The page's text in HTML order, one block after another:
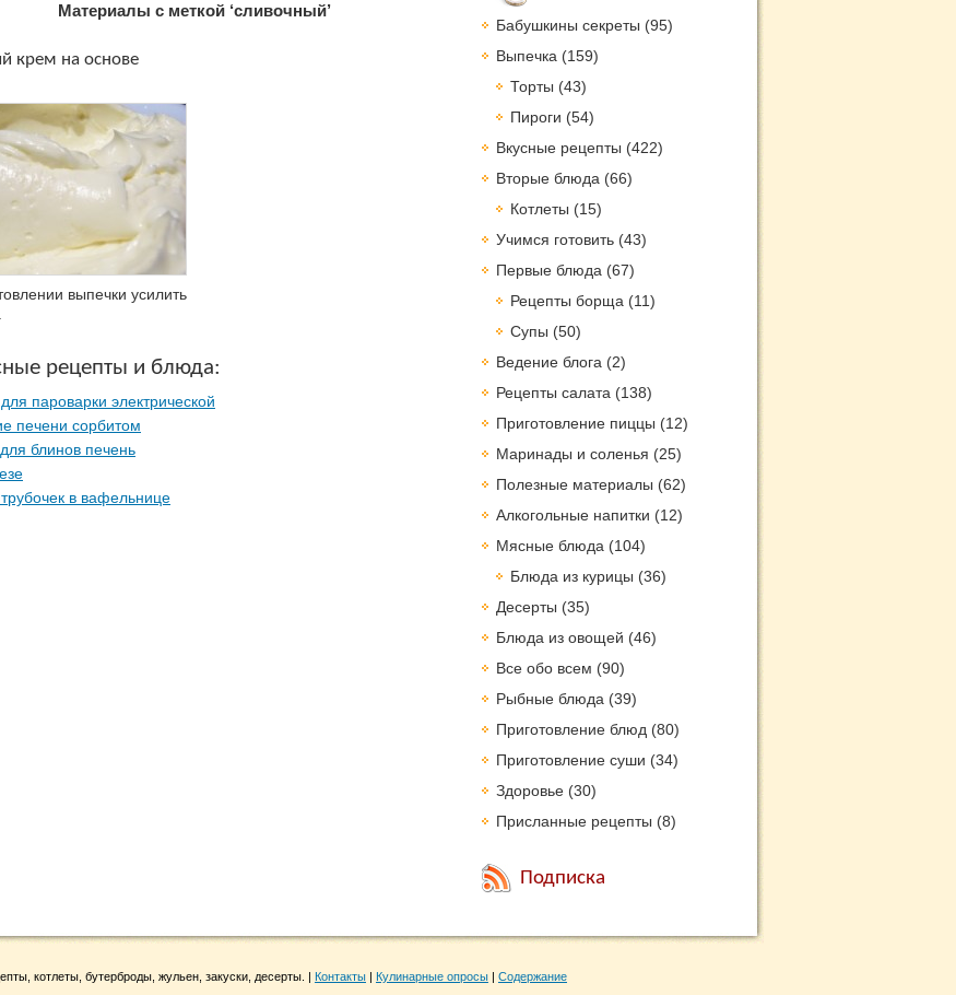
Материалы с меткой ‘сливочный’
крем на основе
выпечки усилить
рецепты и блюда:
пароварки электрической
печени сорбитом
блинов печень
в вафельнице
Бабушкины секреты (95)
Выпечка (159)
Торты (43)
Пироги (54)
Вкусные рецепты (422)
Вторые блюда (66)
Котлеты (15)
Учимся готовить (43)
Первые блюда (67)
Рецепты борща (11)
Супы (50)
Ведение блога (2)
Рецепты салата (138)
Приготовление пиццы (12)
Маринады и соленья (25)
Полезные материалы (62)
Алкогольные напитки (12)
Мясные блюда (104)
Блюда из курицы (36)
Десерты (35)
Блюда из овощей (46)
Все обо всем (90)
Рыбные блюда (39)
Приготовление блюд (80)
Приготовление суши (34)
Здоровье (30)
Присланные рецепты (8)
Подписка
котлеты, бутерброды, жульен, закуски, десерты. | Контакты | Кулинарные опросы | Содержание